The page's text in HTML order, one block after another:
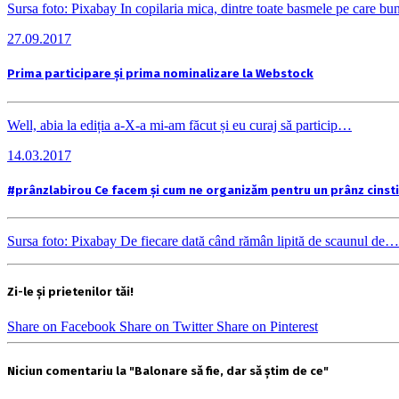
Sursa foto: Pixabay In copilaria mica, dintre toate basmele pe care
27.09.2017
Prima participare și prima nominalizare la Webstock
Well, abia la ediția a-X-a mi-am făcut și eu curaj să particip…
14.03.2017
#prânzlabirou Ce facem și cum ne organizăm pentru un prânz
Sursa foto: Pixabay De fiecare dată când rămân lipită de scaunul de…
Zi-le și prietenilor tăi!
Share on Facebook Share on Twitter Share on Pinterest
Niciun comentariu la "Balonare să fie, dar să știm de ce"